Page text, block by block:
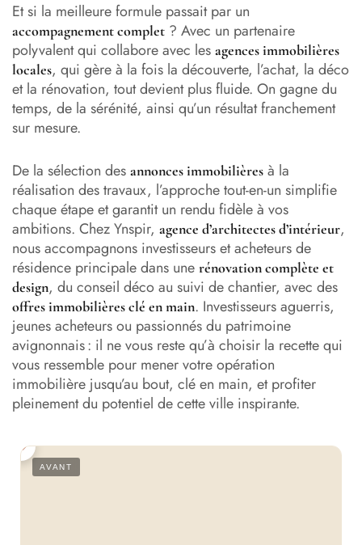
Et si la meilleure formule passait par un
accompagnement complet ? Avec un partenaire
polyvalent qui collabore avec les agences immobilières
locales, qui gère à la fois la découverte, l’achat, la déco
et la rénovation, tout devient plus fluide. On gagne du
temps, de la sérénité, ainsi qu’un résultat franchement
sur mesure.
De la sélection des annonces immobilières à la
réalisation des travaux, l’approche tout-en-un simplifie
chaque étape et garantit un rendu fidèle à vos
ambitions. Chez Ynspir, agence d’architectes d’intérieur,
nous accompagnons investisseurs et acheteurs de
résidence principale dans une rénovation complète et
design, du conseil déco au suivi de chantier, avec des
offres immobilières clé en main. Investisseurs aguerris,
jeunes acheteurs ou passionnés du patrimoine
avignonnais : il ne vous reste qu’à choisir la recette qui
vous ressemble pour mener votre opération
immobilière jusqu’au bout, clé en main, et profiter
pleinement du potentiel de cette ville inspirante.
AVANT